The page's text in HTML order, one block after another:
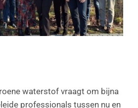
waterstof vraagt om bijna
professionals tussen nu en